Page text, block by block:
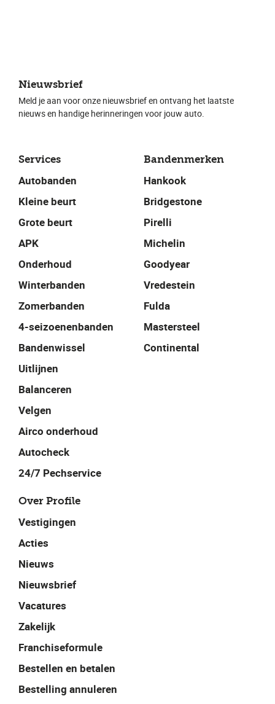
Services
Autobanden
Kleine beurt
Grote beurt
APK
Onderhoud
Winterbanden
Zomerbanden
4-seizoenenbanden
Bandenwissel
Uitlijnen
Balanceren
Velgen
Airco onderhoud
Autocheck
24/7 Pechservice
Bandenmerken
Hankook
Bridgestone
Pirelli
Michelin
Goodyear
Vredestein
Fulda
Mastersteel
Continental
Over Profile
Vestigingen
Acties
Nieuws
Nieuwsbrief
Vacatures
Zakelijk
Franchiseformule
Bestellen en betalen
Bestelling annuleren
Nieuwsbrief
Meld je aan voor onze nieuwsbrief en ontvang het laatste
nieuws en handige herinneringen voor jouw auto.